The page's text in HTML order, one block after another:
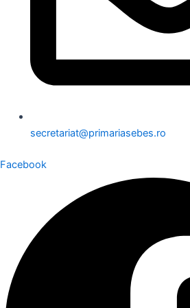
secretariat@primariasebes.ro
Facebook